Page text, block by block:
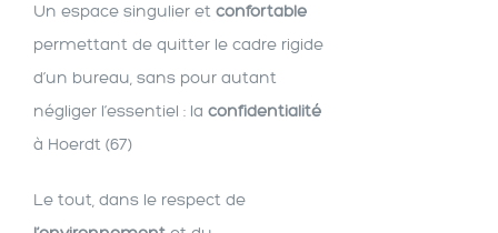
Un espace singulier et confortable
permettant de quitter le cadre rigide
d’un bureau, sans pour autant
négliger l’essentiel : la confidentialité
à Hoerdt (67)
Le tout, dans le respect de